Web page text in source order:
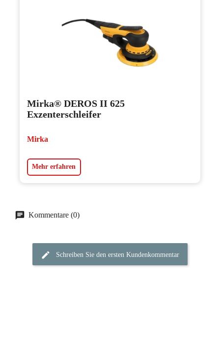
Mirka® DEROS II 625
Exzenterschleifer
Mirka
Mehr erfahren
Kommentare (0)
Schreiben Sie den ersten Kundenkommentar